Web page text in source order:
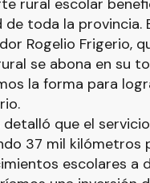
rural escolar
de toda la provincia.
Rogelio Frigerio,
se abona en su
la forma para
detalló que el
37 mil kilómetros
escolares a